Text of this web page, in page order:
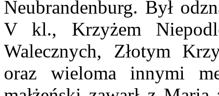
Neubrandenburg. Był
V kl., Krzyżem
Walecznych, Złotym
oraz wieloma innymi